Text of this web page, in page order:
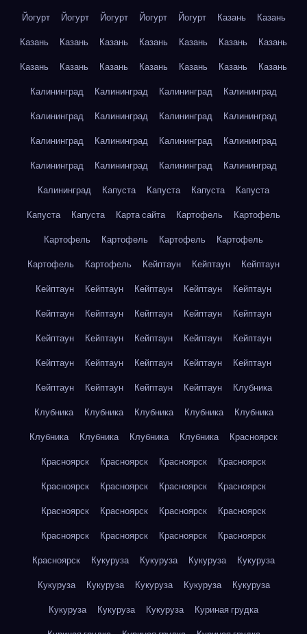
Йогурт
Йогурт Йогурт Йогурт Йогурт Казань
Казань
Казань
Казань Казань Казань Казань Казань
Казань
Казань
Казань Казань Казань Казань Казань
Казань
Калининград
Калининград Калининград
Калининград
Калининград
Калининград Калининград
Калининград
Калининград
Калининград Калининград
Калининград
Калининград
Калининград Калининград
Калининград
Калининград
Капуста Капуста Капуста
Капуста
Капуста
Капуста Карта сайта Картофель
Картофель
Картофель
Картофель Картофель
Картофель
Картофель
Картофель Кейптаун Кейптаун
Кейптаун
Кейптаун
Кейптаун Кейптаун Кейптаун
Кейптаун
Кейптаун
Кейптаун Кейптаун Кейптаун
Кейптаун
Кейптаун
Кейптаун Кейптаун Кейптаун
Кейптаун
Кейптаун
Кейптаун Кейптаун Кейптаун
Кейптаун
Кейптаун
Кейптаун Кейптаун Кейптаун
Клубника
Клубника
Клубника Клубника Клубника
Клубника
Клубника
Клубника Клубника Клубника
Красноярск
Красноярск
Красноярск Красноярск
Красноярск
Красноярск
Красноярск Красноярск
Красноярск
Красноярск
Красноярск Красноярск
Красноярск
Красноярск
Красноярск Красноярск
Красноярск
Красноярск
Кукуруза Кукуруза Кукуруза
Кукуруза
Кукуруза
Кукуруза Кукуруза Кукуруза
Кукуруза
Кукуруза
Кукуруза Кукуруза
Куриная грудка